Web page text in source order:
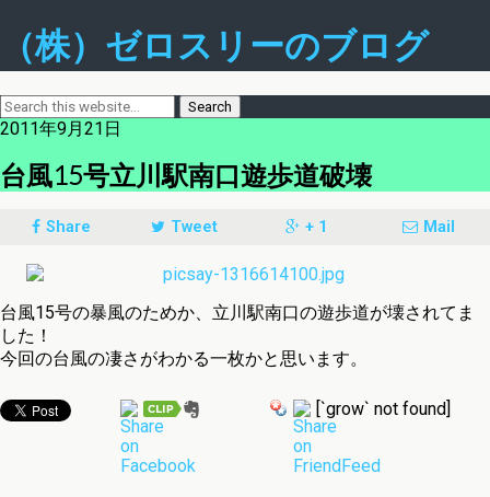
（株）ゼロスリーのブログ
2011年9月21日
台風15号立川駅南口遊歩道破壊
Share Tweet + 1 Mail
台風15号の暴風のためか、立川駅南口の遊歩道が壊されてま
した！
今回の台風の凄さがわかる一枚かと思います。
[`grow` not found]